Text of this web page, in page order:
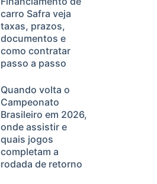
carro Safra veja
taxas, prazos,
documentos e
como contratar
passo a passo
Quando volta o
Campeonato
Brasileiro em 2026,
onde assistir e
quais jogos
completam a
rodada de retorno